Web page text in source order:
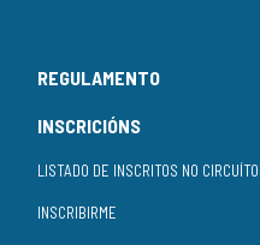
REGULAMENTO
INSCRICIÓNS
LISTADO DE INSCRITOS NO CIRCUÍTO
INSCRIBIRME